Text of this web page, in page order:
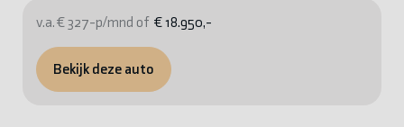
v.a. € 327-p/mnd of € 18.950,-
Bekijk deze auto